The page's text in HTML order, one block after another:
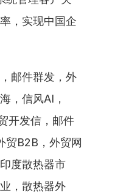
，实现中国企
邮件群发，外
，信风AI，
开发信，邮件
贸B2B，外贸网
度散热器市
，散热器外